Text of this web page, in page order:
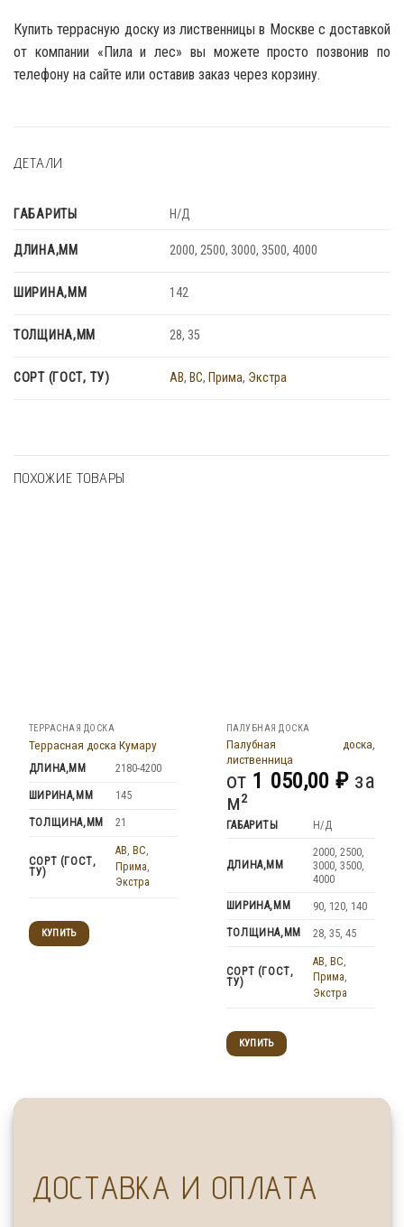
Купить террасную доску из лиственницы в Москве с доставкой
от компании «Пила и лес» вы можете просто позвонив по
телефону на сайте или оставив заказ через корзину.
ДЕТАЛИ
ГАБАРИТЫ Н/Д
ДЛИНА,ММ 2000, 2500, 3000, 3500, 4000
ШИРИНА,ММ 142
ТОЛЩИНА,ММ 28, 35
СОРТ (ГОСТ, ТУ) AB, BC, Прима, Экстра
ПОХОЖИЕ ТОВАРЫ
ТЕРРАСНАЯ ДОСКА
Террасная доска Кумару
ДЛИНА,ММ 2180-4200
ШИРИНА,ММ 145
ТОЛЩИНА,ММ 21
СОРТ (ГОСТ,
ТУ)
AB, BC,
Прима,
Экстра
КУПИТЬ
ПАЛУБНАЯ ДОСКА
Палубная доска,
лиственница
от 1 050,00 ₽за
м²
ГАБАРИТЫ Н/Д
ДЛИНА,ММ
2000, 2500,
3000, 3500,
4000
ШИРИНА,ММ 90, 120, 140
ТОЛЩИНА,ММ 28, 35, 45
СОРТ (ГОСТ,
ТУ)
AB, BC,
Прима,
Экстра
КУПИТЬ
ДОСТАВКА И ОПЛАТА